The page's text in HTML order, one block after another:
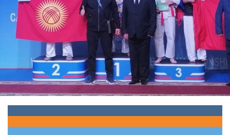
рукопашному бою.
Спорт
14.08.2024 13:241273